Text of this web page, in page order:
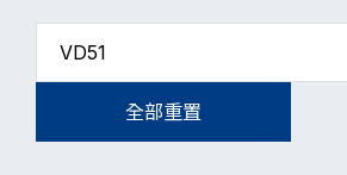
产品代码搜索
机芯目录
全部重置